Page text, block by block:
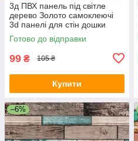
3д ПВХ панель під світле
дерево Золото самоклеючі
3d панелі для стін дошки
700x700x6мм (82) SW-
00000020
Готово до відправки
99 ₴ 105 ₴
Купити
–6%